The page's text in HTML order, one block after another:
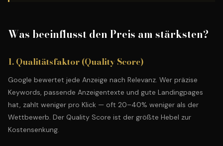
Was beeinflusst den Preis am stärksten?
1. Qualitätsfaktor (Quality Score)
Google bewertet jede Anzeige nach Relevanz. Wer präzise
Keywords, passende Anzeigentexte und gute Landingpages
hat, zahlt weniger pro Klick — oft 20–40% weniger als der
Wettbewerb. Der Quality Score ist der größte Hebel zur
Kostensenkung.